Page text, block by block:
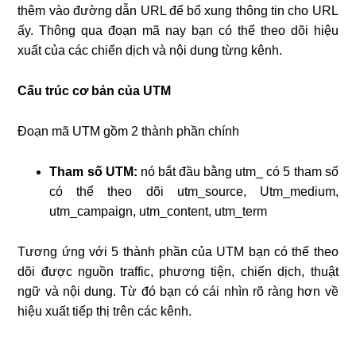
thêm vào đường dẫn URL để bổ xung thông tin cho URL
ấy. Thông qua đoạn mã nay bạn có thể theo dõi hiệu
xuất của các chiến dịch và nội dung từng kênh.
Cấu trúc cơ bản của UTM
Đoạn mã UTM gồm 2 thành phần chính
Tham số UTM: nó bắt đầu bằng utm_ có 5 tham số
có thể theo dõi utm_source, Utm_medium,
utm_campaign, utm_content, utm_term
Tương ứng với 5 thành phần của UTM bạn có thể theo
dõi được nguồn traffic, phương tiện, chiến dịch, thuật
ngữ và nội dung. Từ đó bạn có cái nhìn rõ ràng hơn về
hiệu xuất tiếp thị trên các kênh.